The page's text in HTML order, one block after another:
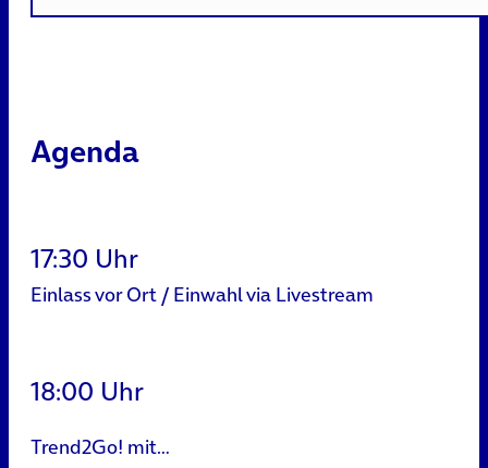
Agenda
17:30 Uhr
Einlass vor Ort / Einwahl via Livestream
18:00 Uhr
Trend2Go! mit…